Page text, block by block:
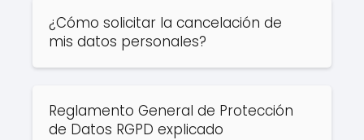
¿Cómo solicitar la cancelación de
mis datos personales?
Reglamento General de Protección
de Datos RGPD explicado